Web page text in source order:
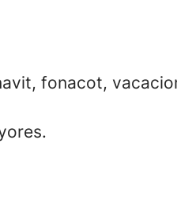
fonacot,